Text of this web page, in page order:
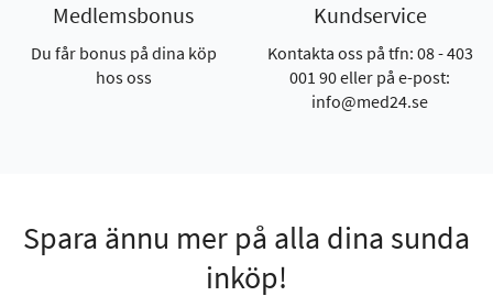
Medlemsbonus
Du får bonus på dina köp
hos oss
Kundservice
Kontakta oss på tfn: 08 - 403
001 90 eller på e-post:
info@med24.se
Spara ännu mer på alla dina sunda
inköp!